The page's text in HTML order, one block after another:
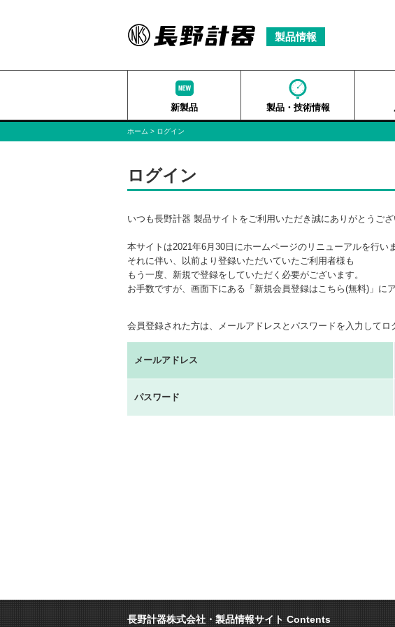
製品情報
新製品 製品・技術情報
ホーム ログイン
ログイン
いつも長野計器 製品サイトをご利用いただき誠にありがとうござ
本サイトは2021年6月30日にホームページのリニューアルを行い
それに伴い、以前より登録いただいていたご利用者様も
もう一度、新規で登録をしていただく必要がございます。
お手数ですが、画面下にある「新規会員登録はこちら(無料)」に
会員登録された方は、メールアドレスとパスワードを入力してロ
メールアドレス
パスワード
長野計器株式会社・製品情報サイト Contents